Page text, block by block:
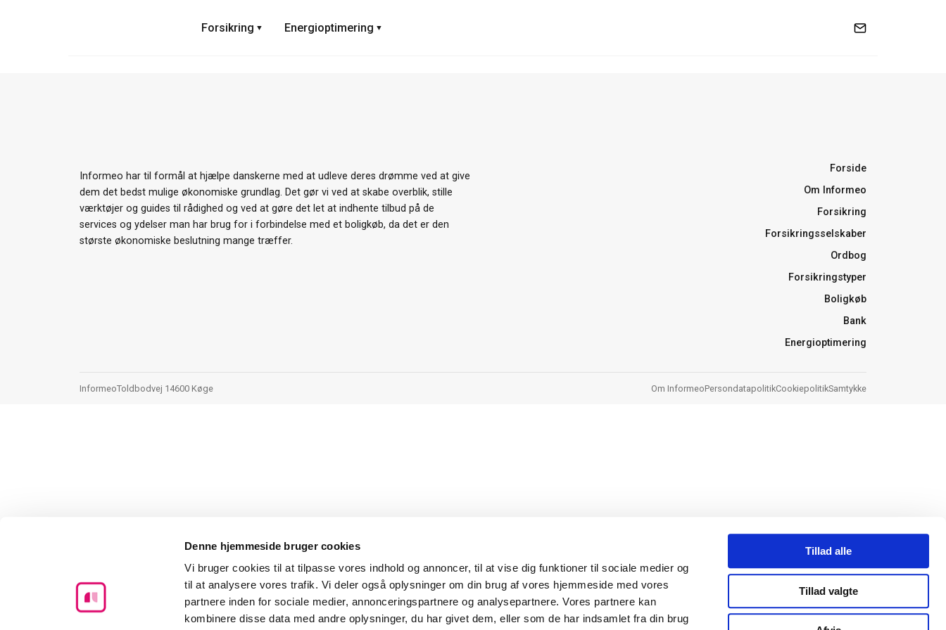
Denne hjemmeside bruger cookies
Vi bruger cookies til at tilpasse vores indhold og annoncer, til at vise dig funktioner til sociale medier og
til at analysere vores trafik. Vi deler også oplysninger om din brug af vores hjemmeside med vores
partnere inden for sociale medier, annonceringspartnere og analysepartnere. Vores partnere kan
kombinere disse data med andre oplysninger, du har givet dem, eller som de har indsamlet fra din brug
Tillad alle
Tillad valgte
Forsikring Energioptimering
Informeo har til formål at hjælpe danskerne med at udleve deres drømme ved at give
dem det bedst mulige økonomiske grundlag. Det gør vi ved at skabe overblik, stille
værktøjer og guides til rådighed og ved at gøre det let at indhente tilbud på de
services og ydelser man har brug for i forbindelse med et boligkøb, da det er den
største økonomiske beslutning mange træffer.
Forside
Om Informeo
Forsikring
Forsikringsselskaber
Ordbog
Forsikringstyper
Boligkøb
Bank
Energioptimering
InformeoToldbodvej 1 4600 Køge Om InformeoPersondatapolitikCookiepolitikSamtykke